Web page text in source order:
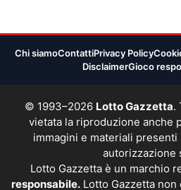
Chi siamoContattiPrivacy Policy
DisclaimerGioco
© 1993–2026 Lotto Gazzetta.
vietata la riproduzione anche
immagini e materiali
autorizzazione
Lotto Gazzetta è un marchio
responsabile.Lotto Gazzetta non